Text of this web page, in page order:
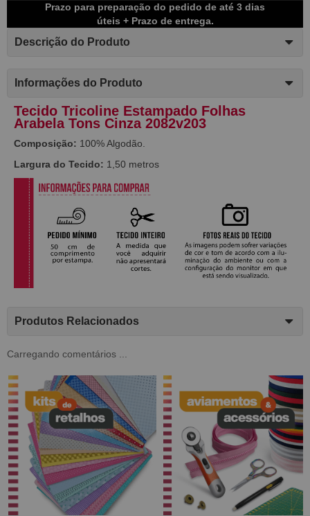
Prazo para preparação do pedido de até 3 dias
úteis + Prazo de entrega.
Descrição do Produto
Informações do Produto
Tecido Tricoline Estampado Folhas
Arabela Tons Cinza 2082v203
Composição: 100% Algodão.
Largura do Tecido: 1,50 metros
Produtos Relacionados
Carregando comentários ...